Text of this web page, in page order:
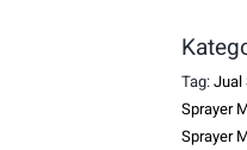
Tag:Jual
Sprayer
Sprayer